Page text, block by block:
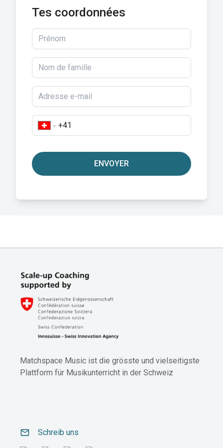
Tes coordonnées
ENVOYER
Matchspace Music ist die grösste und vielseitigste
Plattform für Musikunterricht in der Schweiz
email Schreib uns